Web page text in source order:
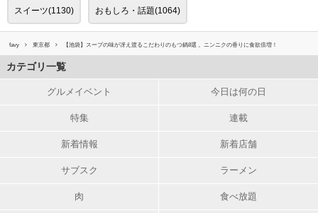
スイーツ(1130) おもしろ・話題(1064)
favy 東京都 【池袋】スープの味が冴え渡るこだわりのもつ鍋8選 。ニンニクの香りに食欲倍増！
カテゴリ一覧
グルメイベント 今日は何の日
特集 連載
新着情報 新着店舗
サブスク ラーメン
肉 食べ放題